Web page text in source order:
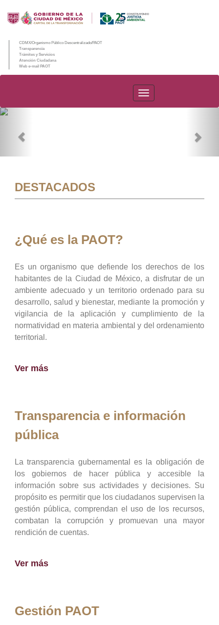
CDMX/Organismo Público Descentralizado/PAOT
Transparencia
Trámites y Servicios
Atención Ciudadana
Web e-mail PAOT
PAOT
DESTACADOS
¿Qué es la PAOT?
Es un organismo que defiende los derechos de los
habitantes de la Ciudad de México, a disfrutar de un
ambiente adecuado y un territorio ordenado para su
desarrollo, salud y bienestar, mediante la promoción y
vigilancia de la aplicación y cumplimiento de la
normatividad en materia ambiental y del ordenamiento
territorial.
Ver más
Transparencia e información
pública
La transparencia gubernamental es la obligación de
los gobiernos de hacer pública y accesible la
información sobre sus actividades y decisiones. Su
propósito es permitir que los ciudadanos supervisen la
gestión pública, comprendan el uso de los recursos,
combatan la corrupción y promuevan una mayor
rendición de cuentas.
Ver más
Gestión PAOT